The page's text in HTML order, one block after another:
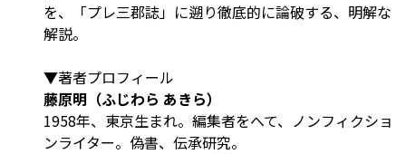
を、「プレ三郡誌」に遡り徹底的に論破する、明解な
解説。
▼著者プロフィール
藤原明（ふじわら あきら）
1958年、東京生まれ。編集者をへて、ノンフィクショ
ンライター。偽書、伝承研究。